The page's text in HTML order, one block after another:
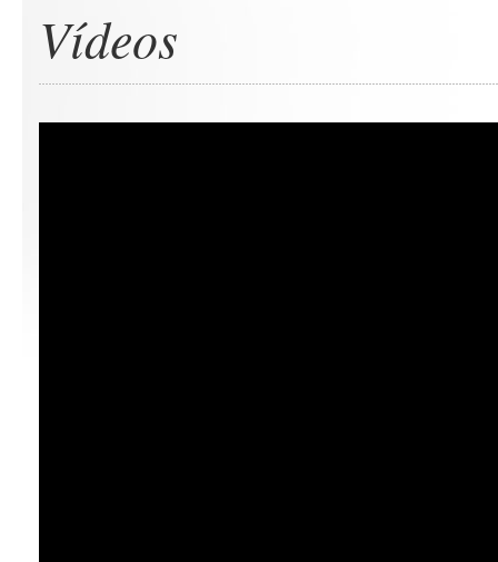
Vídeos